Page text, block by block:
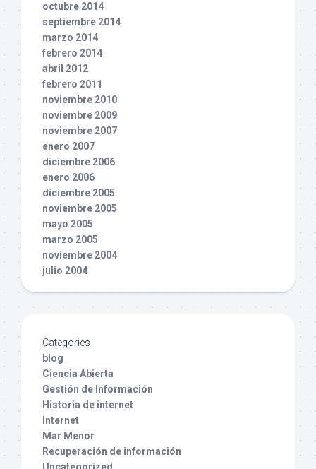
octubre 2014
septiembre 2014
marzo 2014
febrero 2014
abril 2012
febrero 2011
noviembre 2010
noviembre 2009
noviembre 2007
enero 2007
diciembre 2006
enero 2006
diciembre 2005
noviembre 2005
mayo 2005
marzo 2005
noviembre 2004
julio 2004
Categories
blog
Ciencia Abierta
Gestión de Información
Historia de internet
Internet
Mar Menor
Recuperación de información